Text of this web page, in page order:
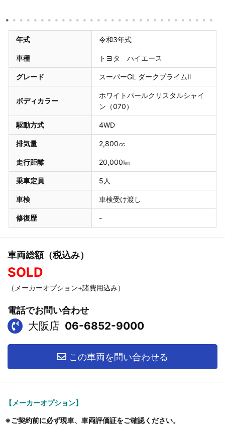
年式 令和3年式
車種 トヨタ ハイエース
グレード スーパーGL ダークプライムⅡ
ボディカラー
ホワイトパールクリスタルシャイ
ン（070）
駆動方式 4WD
排気量 2,800㏄
走行距離 20,000㎞
乗車定員 5人
車検 車検受け渡し
修復歴 -
車両総額（税込み）
SOLD
（メーカーオプション+諸費用込み）
電話でお問い合わせ
大阪店 06-6852-9000
この車両を問い合わせる
【メーカーオプション】
※ご契約前に必ず現車、車両評価証をご確認ください。